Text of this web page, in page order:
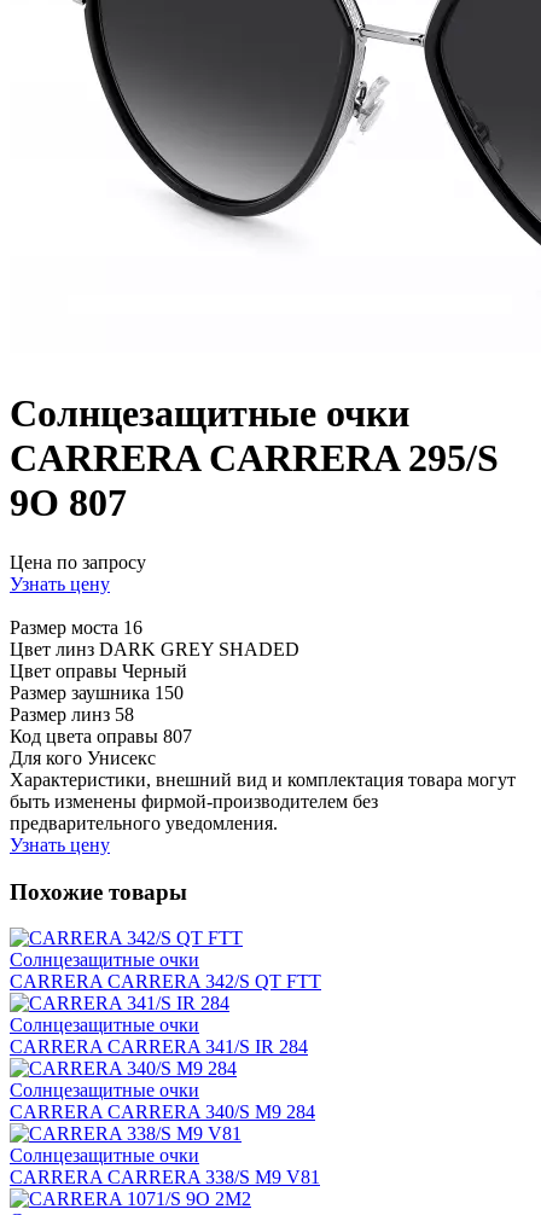
Солнцезащитные очки
CARRERA CARRERA 295/S
9O 807
Цена по запросу
Узнать цену
Размер моста 16
Цвет линз DARK GREY SHADED
Цвет оправы Черный
Размер заушника 150
Размер линз 58
Код цвета оправы 807
Для кого Унисекс
Характеристики, внешний вид и комплектация товара могут
быть изменены фирмой-производителем без
предварительного уведомления.
Узнать цену
Похожие товары
Солнцезащитные очки
CARRERA CARRERA 342/S QT FTT
Солнцезащитные очки
CARRERA CARRERA 341/S IR 284
Солнцезащитные очки
CARRERA CARRERA 340/S M9 284
Солнцезащитные очки
CARRERA CARRERA 338/S M9 V81